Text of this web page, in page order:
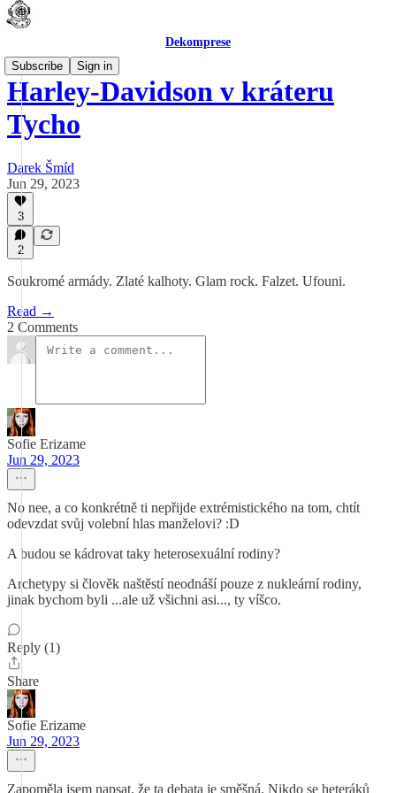
Dekomprese
Subscribe
Sign in
Harley-Davidson v kráteru
Tycho
Darek Šmíd
Jun 29, 2023
3
2
Soukromé armády. Zlaté kalhoty. Glam rock. Falzet. Ufouni.
Read →
2 Comments
Sofie Erizame
Jun 29, 2023
No nee, a co konkrétně ti nepřijde extrémistického na tom, chtít
odevzdat svůj volební hlas manželovi? :D
A budou se kádrovat taky heterosexuální rodiny?
Archetypy si člověk naštěstí neodnáší pouze z nukleární rodiny,
jinak bychom byli ...ale už všichni asi..., ty víšco.
Reply (1)
Share
Sofie Erizame
Jun 29, 2023
Zapoměla jsem napsat. že ta debata je směšná. Nikdo se heteráků